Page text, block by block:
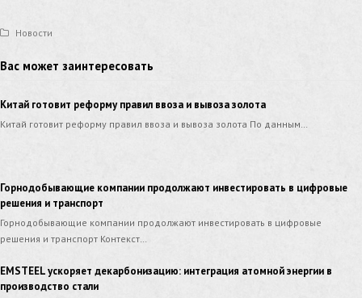
Новости
Вас может заинтересовать
Китай готовит реформу правил ввоза и вывоза золота
Китай готовит реформу правил ввоза и вывоза золота По данным…
Горнодобывающие компании продолжают инвестировать в цифровые
решения и транспорт
Горнодобывающие компании продолжают инвестировать в цифровые
решения и транспорт Контекст…
EMSTEEL ускоряет декарбонизацию: интеграция атомной энергии в
производство стали